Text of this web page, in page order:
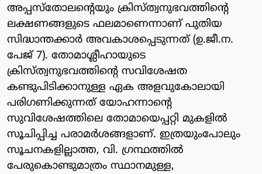
അപ്പസ്‌തോലന്റെയും ക്രിസ്ത്വനുഭവത്തിന്റെ
ലക്ഷണങ്ങളുടെ ഫലമാണെന്നാണ് പുതിയ
സിദ്ധാന്തക്കാര്‍ അവകാശപ്പെടുന്നത് (ഉ.ജീ.ന.
പേജ് 7). തോമാശ്ലീഹായുടെ
ക്രിസ്ത്വനുഭവത്തിന്റെ സവിശേഷത
കണ്ടുപിടിക്കാനുള്ള ഏക അളവുകോലായി
പരിഗണിക്കുന്നത് യോഹന്നാന്റെ
സുവിശേഷത്തിലെ തോമായെപ്പറ്റി മുകളില്‍
സൂചിപ്പിച്ച പരാമര്‍ശങ്ങളാണ്. ഇത്രയുംപോലും
സൂചനകളില്ലാത്ത, വി. ഗ്രന്ഥത്തില്‍
പേരുകൊണ്ടുമാത്രം സ്ഥാനമുള്ള,